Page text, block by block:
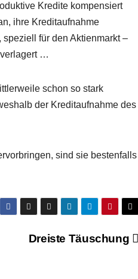
Kredite kompensiert
ihre Kreditaufnahme
für den Aktienmarkt –
verlagert …
schon so stark
der Kreditaufnahme des
sind sie bestenfalls
Dreiste Täuschung